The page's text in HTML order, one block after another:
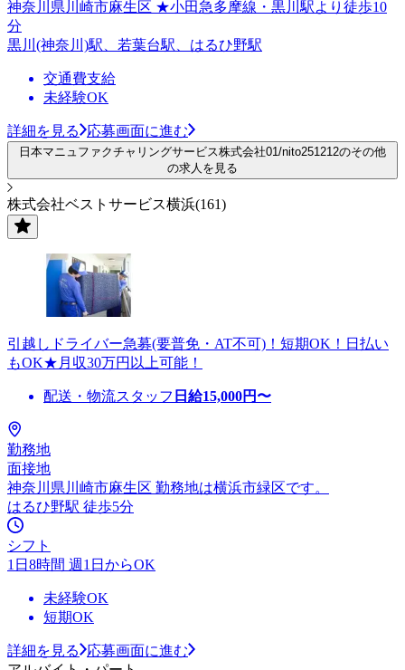
神奈川県川崎市麻生区 ★小田急多摩線・黒川駅より徒歩10
分
黒川(神奈川)駅、若葉台駅、はるひ野駅
交通費支給
未経験OK
詳細を見る 応募画面に進む
日本マニュファクチャリングサービス株式会社01/nito251212のその他
の求人を見る
株式会社ベストサービス横浜(161)
引越しドライバー急募(要普免・AT不可)！短期OK！日払い
もOK★月収30万円以上可能！
配送・物流スタッフ 日給15,000円〜
勤務地
面接地
神奈川県川崎市麻生区 勤務地は横浜市緑区です。
はるひ野駅 徒歩5分
シフト
1日8時間 週1日からOK
未経験OK
短期OK
詳細を見る
応募画面に進む